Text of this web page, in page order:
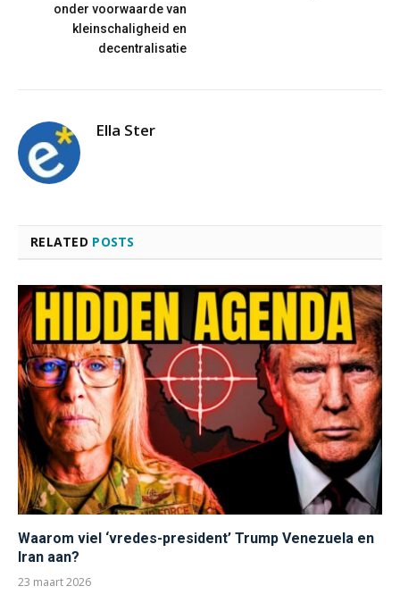
onder voorwaarde van
kleinschaligheid en
decentralisatie
Ella Ster
RELATED POSTS
Waarom viel ‘vredes-president’ Trump Venezuela en
Iran aan?
23 maart 2026